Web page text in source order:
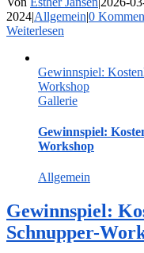
2024|Allgemein|0
Weiterlesen
Gewinnspiel:
Workshop
Gallerie
Gewinnspiel:
Workshop
Allgemein
Gewinnspiel:
Schnupper-